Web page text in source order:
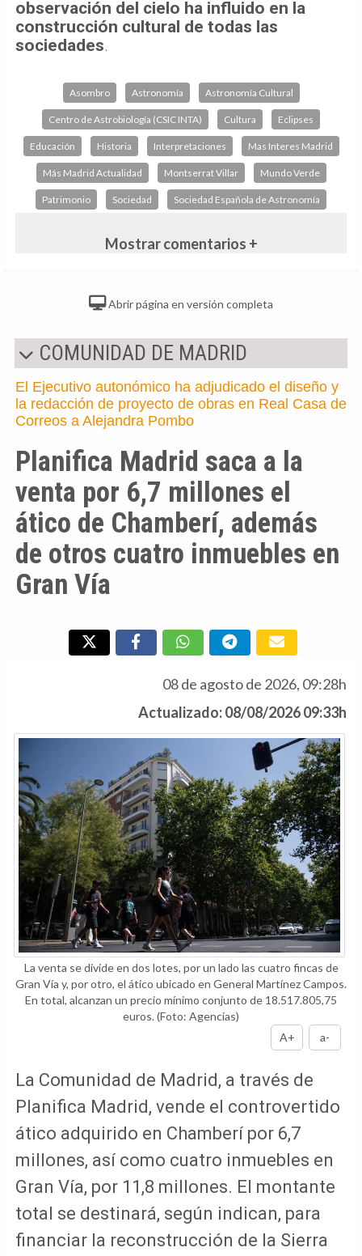
observación del cielo ha influido en la
construcción cultural de todas las
sociedades.
Asombro Astronomía Astronomía Cultural
Centro de Astrobiología (CSIC INTA) Cultura Eclipses
Educación Historia Interpretaciones Mas Interes Madrid
Más Madrid Actualidad Montserrat Villar Mundo Verde
Patrimonio Sociedad Sociedad Española de Astronomía
Mostrar comentarios +
Abrir página en versión completa
COMUNIDAD DE MADRID
El Ejecutivo autonómico ha adjudicado el diseño y
la redacción de proyecto de obras en Real Casa de
Correos a Alejandra Pombo
Planifica Madrid saca a la
venta por 6,7 millones el
ático de Chamberí, además
de otros cuatro inmuebles en
Gran Vía
08 de agosto de 2026, 09:28h
Actualizado: 08/08/2026 09:33h
La venta se divide en dos lotes, por un lado las cuatro fincas de
Gran Vía y, por otro, el ático ubicado en General Martínez Campos.
En total, alcanzan un precio mínimo conjunto de 18.517.805,75
euros.(Foto: Agencias)
A+
a-
La Comunidad de Madrid, a través de
Planifica Madrid, vende el controvertido
ático adquirido en Chamberí por 6,7
millones, así como cuatro inmuebles en
Gran Vía, por 11,8 millones. El montante
total se destinará, según indican, para
financiar la reconstrucción de la Sierra